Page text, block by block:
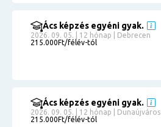
Ács képzés egyéni gyak.
2026. 09. 05. | 12 hónap | Debrecen
215.000Ft/félév-tól
Ács képzés egyéni gyak.
2026. 09. 05. | 12 hónap | Dunaújváros
215.000Ft/félév-tól